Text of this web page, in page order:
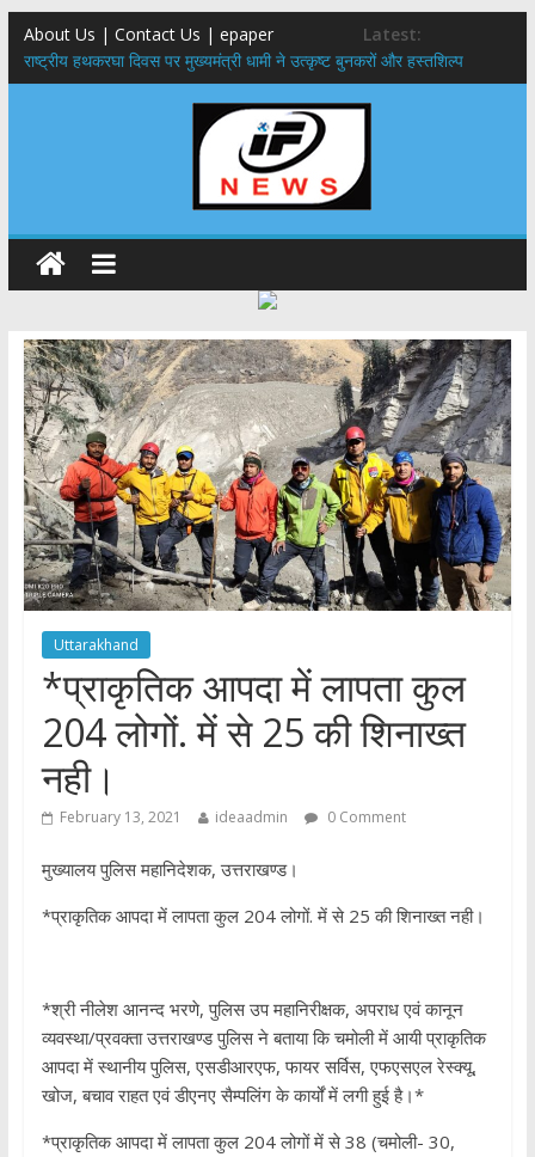
About Us | Contact Us | epaper
Latest:
राष्ट्रीय हथकरघा दिवस पर मुख्यमंत्री धामी ने उत्कृष्ट बुनकरों और हस्तशिल्प
कारीगरों को किया सम्मानित
मुख्यमंत्री ने उत्तराखण्ड क्षत्रिय कल्याण समिति की वेबसाइट एवं क्षत्रिय जागरण
मुख्यमंत्री ने हर घर तिरंगा यात्रा कार्यक्रम में किया प्रतिभाग,मुख्यमंत्री ने
प्रदेशवासियों से स्वतंत्रता दिवस पर अपने घरों में तिरंगा फहराने का किया आवाह्न
नंदा की चौकी पुल हादसा: PWD के EE, AE और JE निलंबित, सीएम धामी के निर्देश
पर सख्त कार्रवाई
मुख्यमंत्री ने 9 लाख 87 हजार17 पेंशन लाभार्थियों को कुल 146 करोड़ 32 लाख
की पेंशन राशि का किया भुगतान
Uttarakhand
*प्राकृतिक आपदा में लापता कुल
204 लोगों. में से 25 की शिनाख्त
नही।
February 13, 2021 ideaadmin 0 Comment
मुख्यालय पुलिस महानिदेशक, उत्तराखण्ड।
*प्राकृतिक आपदा में लापता कुल 204 लोगों. में से 25 की शिनाख्त नही।
*श्री नीलेश आनन्द भरणे, पुलिस उप महानिरीक्षक, अपराध एवं कानून
व्यवस्था/प्रवक्ता उत्तराखण्ड पुलिस ने बताया कि चमोली में आयी प्राकृतिक
आपदा में स्थानीय पुलिस, एसडीआरएफ, फायर सर्विस, एफएसएल रेस्क्यू,
खोज, बचाव राहत एवं डीएनए सैम्पलिंग के कार्यों में लगी हुई है।*
*प्राकृतिक आपदा में लापता कुल 204 लोगों में से 38 (चमोली- 30,